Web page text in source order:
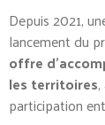
Depuis 2021,
lancement du
offre
les territoires
participation